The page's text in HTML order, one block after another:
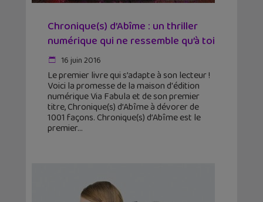
Chronique(s) d’Abîme : un thriller
numérique qui ne ressemble qu’à toi
16 juin 2016
Le premier livre qui s’adapte à son lecteur !
Voici la promesse de la maison d'édition
numérique Via Fabula et de son premier
titre, Chronique(s) d’Abîme à dévorer de
1001 façons. Chronique(s) d’Abîme est le
premier